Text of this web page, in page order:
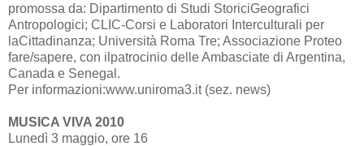
promossa da: Dipartimento di Studi StoriciGeografici
Antropologici; CLIC-Corsi e Laboratori Interculturali per
laCittadinanza; Università Roma Tre; Associazione Proteo
fare/sapere, con ilpatrocinio delle Ambasciate di Argentina,
Canada e Senegal.
Per informazioni:www.uniroma3.it (sez. news)
MUSICA VIVA 2010
Lunedì 3 maggio, ore 16